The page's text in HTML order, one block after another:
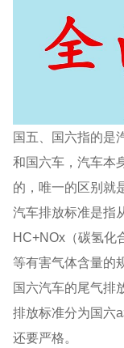
国五、国六指的是
和国六车，汽车本
的，唯一的区别就
汽车排放标准是指
HC+NOx（碳氢化
等有害气体含量的
国六汽车的尾气排
排放标准分为国六
还要严格。